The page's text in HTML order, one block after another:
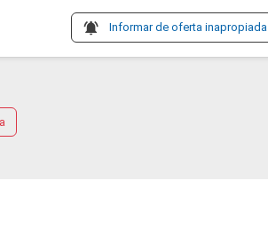
notifications_active Informar de oferta inapropiada